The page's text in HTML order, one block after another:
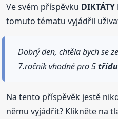
Ve svém příspěvku DIKTÁTY
tomuto tématu vyjádřil
Dobrý den, chtěla bych se
7.ročník vhodné pro 5třídu
Na tento příspěvěk jestě
němu vyjádřit? Klikněte na